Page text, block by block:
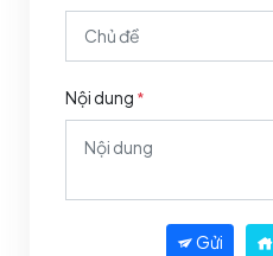
Nội dung *
Gửi